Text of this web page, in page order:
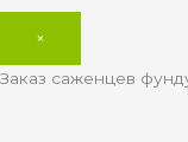
×
Заказ саженцев